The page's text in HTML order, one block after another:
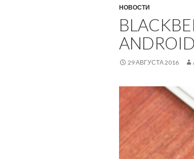
НОВОСТИ
29 АВГУСТА 2016